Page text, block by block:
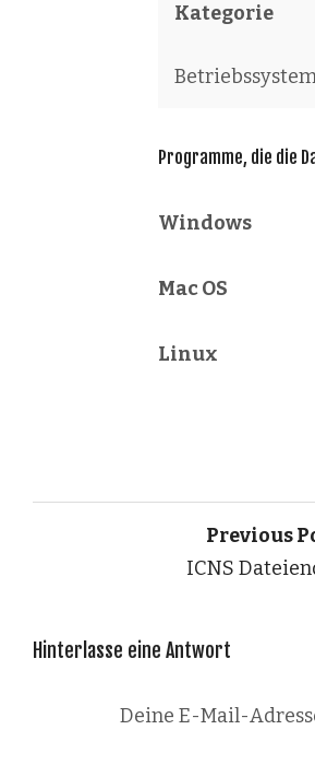
Kategorie
Programme, die die
Windows
Mac OS
Linux
Previous
ICNS
Hinterlasse eine Antwort
Deine E-Mail-